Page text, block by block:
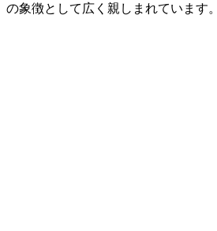
の象徴として広く親しまれています。